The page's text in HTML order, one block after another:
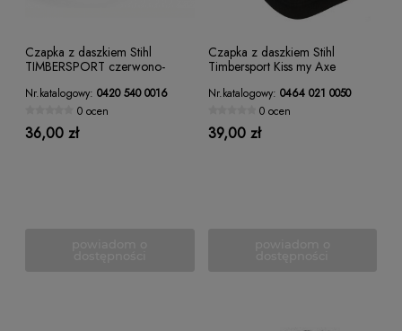
Czapka z daszkiem Stihl
TIMBERSPORT czerwono-
Nr.katalogowy: 0420 540 0016
0 ocen
36,00 zł
Czapka z daszkiem Stihl
Timbersport Kiss my Axe
Nr.katalogowy: 0464 021 0050
0 ocen
39,00 zł